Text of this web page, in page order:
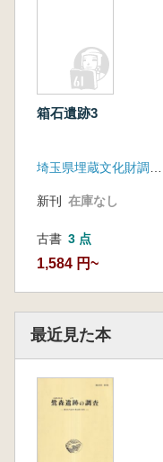
箱石遺跡3
埼玉県埋蔵文化財調査事業団
新刊 在庫なし
古書 3 点
1,584 円~
最近見た本